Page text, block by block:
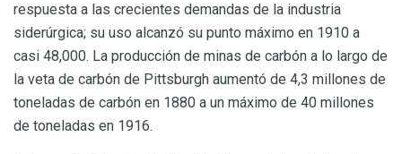
respuesta a las crecientes demandas de la industria
siderúrgica; su uso alcanzó su punto máximo en 1910 a
casi 48,000. La producción de minas de carbón a lo largo de
la veta de carbón de Pittsburgh aumentó de 4,3 millones de
toneladas de carbón en 1880 a un máximo de 40 millones
de toneladas en 1916.